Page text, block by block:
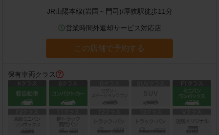
JR山陽本線(岩国～門司)/厚狭駅徒歩11分
営業時間外返却サービス対応店
この店舗で予約する
保有車両クラス